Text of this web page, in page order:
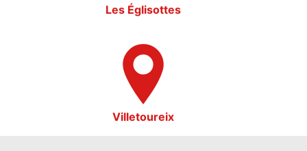
Les Églisottes
Villetoureix